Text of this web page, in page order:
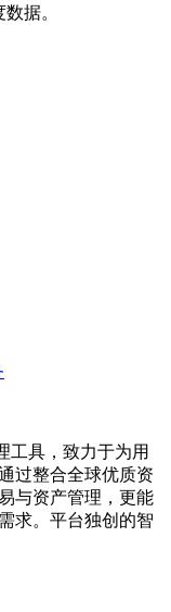
据。
工具，致力于为用
过整合全球优质资
与资产管理，更能
求。平台独创的智